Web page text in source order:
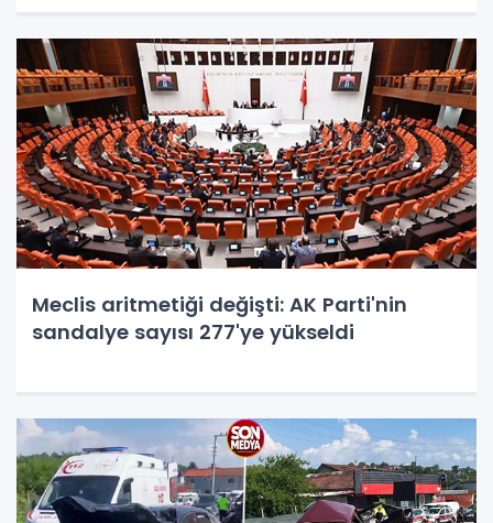
Meclis aritmetiği değişti: AK Parti'nin
sandalye sayısı 277'ye yükseldi